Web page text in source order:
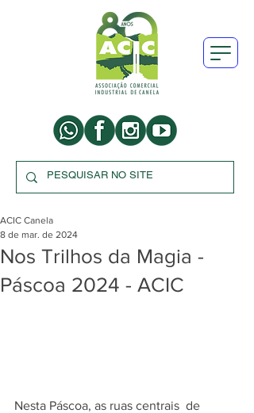
Nos Trilhos da Magia -
Páscoa 2024 - ACIC
ACIC Canela
8 de mar. de 2024
Nesta Páscoa, as ruas centrais  de